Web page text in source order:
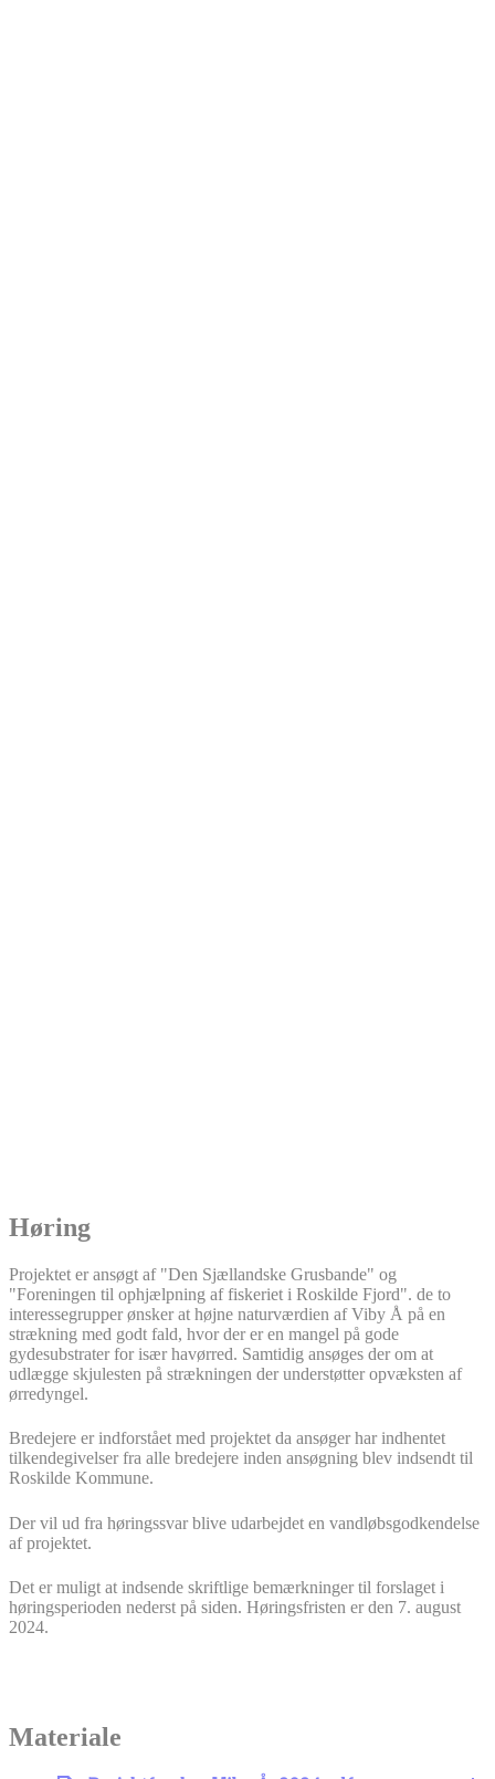
Høring
Projektet er ansøgt af "Den Sjællandske Grusbande" og
"Foreningen til ophjælpning af fiskeriet i Roskilde Fjord". de to
interessegrupper ønsker at højne naturværdien af Viby Å på en
strækning med godt fald, hvor der er en mangel på gode
gydesubstrater for især havørred. Samtidig ansøges der om at
udlægge skjulesten på strækningen der understøtter opvæksten af
ørredyngel.
Bredejere er indforstået med projektet da ansøger har indhentet
tilkendegivelser fra alle bredejere inden ansøgning blev indsendt til
Roskilde Kommune.
Der vil ud fra høringssvar blive udarbejdet en vandløbsgodkendelse
af projektet.
Det er muligt at indsende skriftlige bemærkninger til forslaget i
høringsperioden nederst på siden. Høringsfristen er den 7. august
2024.
Materiale